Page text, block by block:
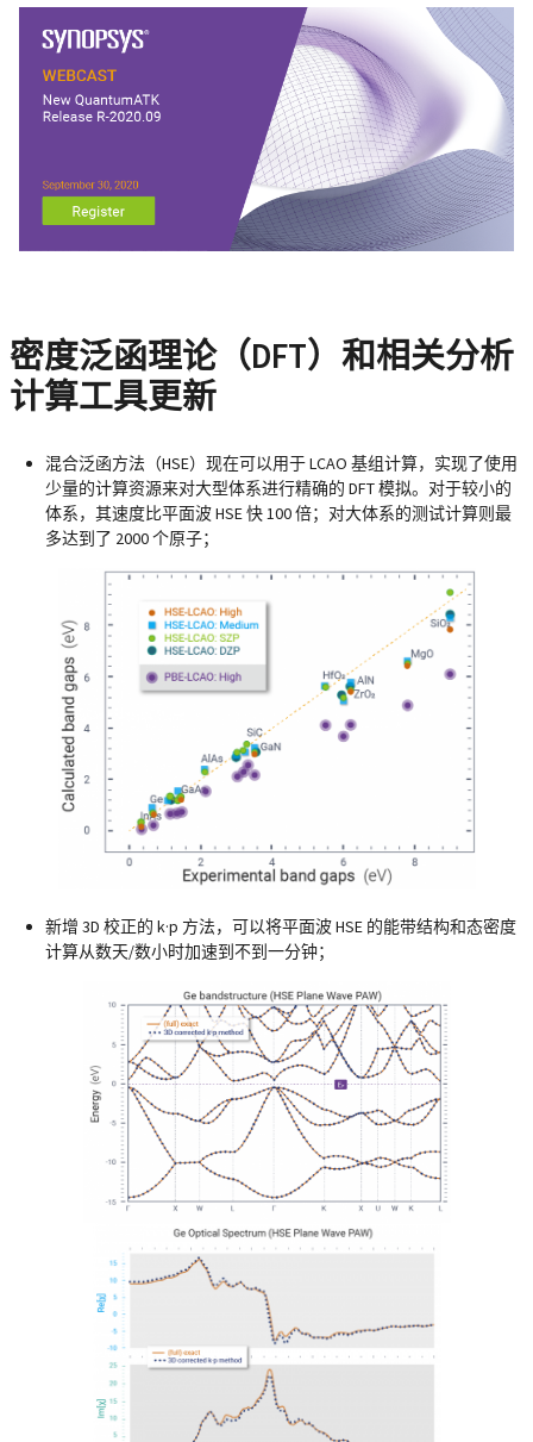
密度泛函理论（DFT）和相关分析
计算工具更新
混合泛函方法（HSE）现在可以用于 LCAO 基组计算，实现了使用
少量的计算资源来对大型体系进行精确的 DFT 模拟。对于较小的
体系，其速度比平面波 HSE 快 100 倍；对大体系的测试计算则最
多达到了 2000 个原子；
新增 3D 校正的 k·p 方法，可以将平面波 HSE 的能带结构和态密度
计算从数天/数小时加速到不到一分钟；